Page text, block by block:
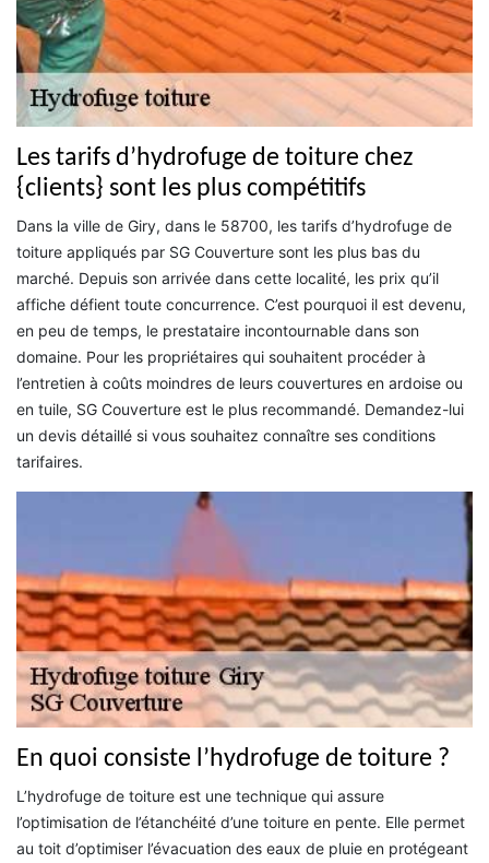
Les tarifs d’hydrofuge de toiture chez
{clients} sont les plus compétitifs
Dans la ville de Giry, dans le 58700, les tarifs d’hydrofuge de
toiture appliqués par SG Couverture sont les plus bas du
marché. Depuis son arrivée dans cette localité, les prix qu’il
affiche défient toute concurrence. C’est pourquoi il est devenu,
en peu de temps, le prestataire incontournable dans son
domaine. Pour les propriétaires qui souhaitent procéder à
l’entretien à coûts moindres de leurs couvertures en ardoise ou
en tuile, SG Couverture est le plus recommandé. Demandez-lui
un devis détaillé si vous souhaitez connaître ses conditions
tarifaires.
En quoi consiste l’hydrofuge de toiture ?
L’hydrofuge de toiture est une technique qui assure
l’optimisation de l’étanchéité d’une toiture en pente. Elle permet
au toit d’optimiser l’évacuation des eaux de pluie en protégeant